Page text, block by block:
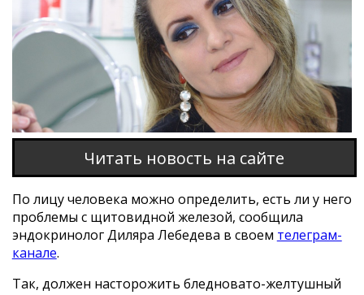
Читать новость на сайте
По лицу человека можно определить, есть ли у него
проблемы с щитовидной железой, сообщила
эндокринолог Диляра Лебедева в своем телеграм-
канале.
Так, должен насторожить бледновато-желтушный